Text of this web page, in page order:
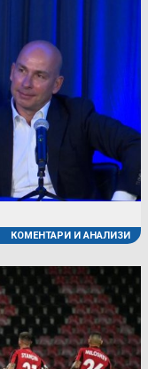
КОМЕНТАРИ И АНАЛИЗИ